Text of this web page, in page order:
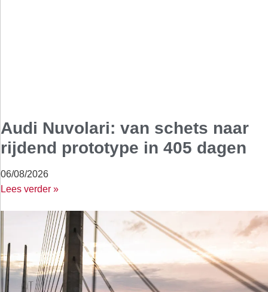
Audi Nuvolari: van schets naar
rijdend prototype in 405 dagen
06/08/2026
Lees verder »